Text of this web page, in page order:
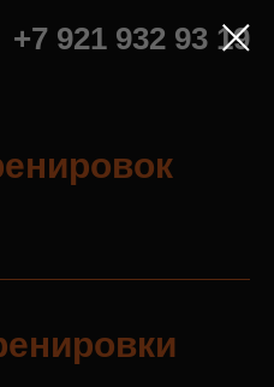
+7 921 932 93 19